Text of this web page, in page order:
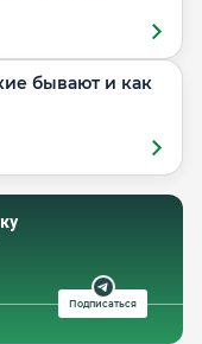
бывают и как
Подписаться